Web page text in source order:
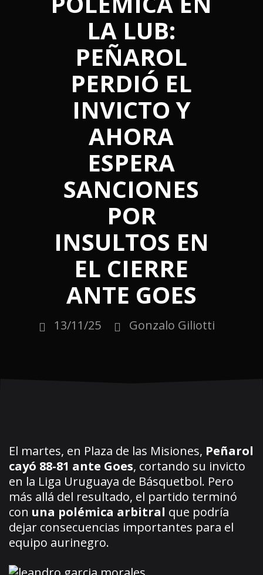
LA LUB:
PEÑAROL
PERDIÓ EL
INVICTO Y
AHORA
ESPERA
SANCIONES
POR
INSULTOS EN
EL CIERRE
ANTE GOES
13/11/25 Gonzalo Giliotti
El martes, en Plaza de las Misiones, Peñarol
cayó 88-81 ante Goes, cortando su invicto
en la Liga Uruguaya de Básquetbol. Pero
más allá del resultado, el partido terminó
con una polémica arbitral que podría
dejar consecuencias importantes para el
equipo aurinegro.